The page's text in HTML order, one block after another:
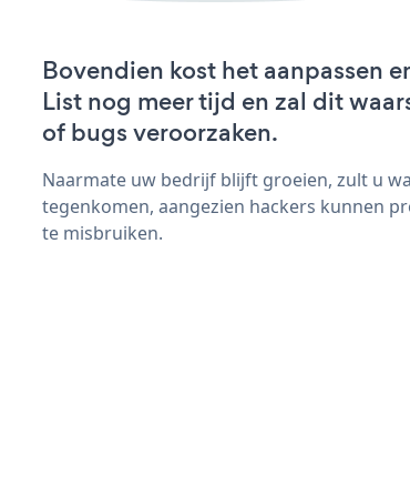
Bovendien kost het aanpassen
List nog meer tijd en zal dit
of bugs veroorzaken.
Naarmate uw bedrijf blijft groeien, zult u
tegenkomen, aangezien hackers kunnen
te misbruiken.